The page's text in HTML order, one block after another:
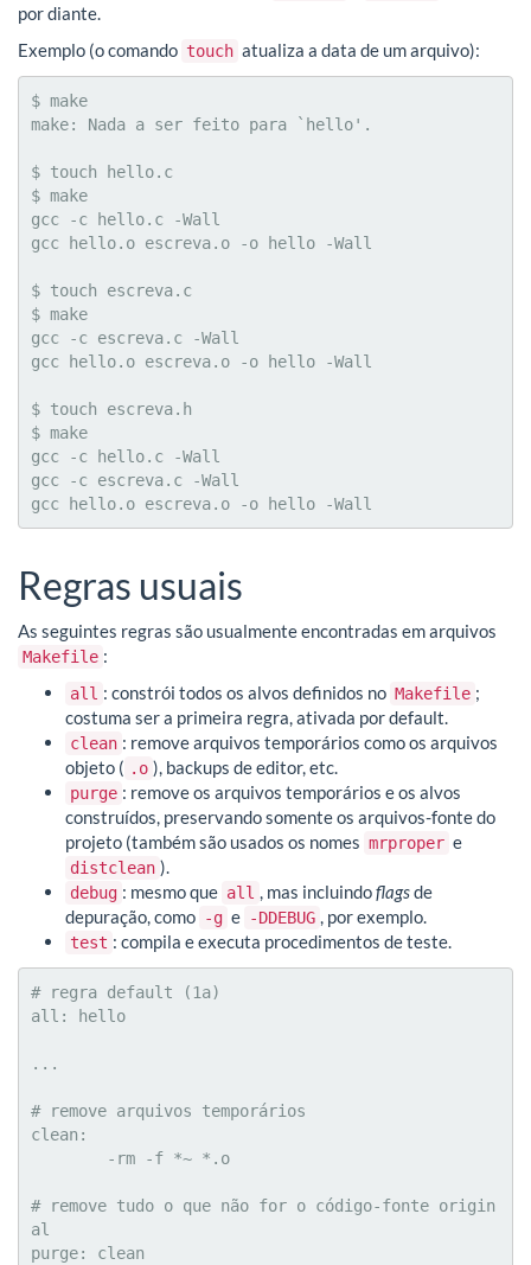
por diante.
Exemplo (o comando touch atualiza a data de um arquivo):
$ make
make: Nada a ser feito para `hello'.
$ touch hello.c
$ make
gcc -c hello.c -Wall
gcc hello.o escreva.o -o hello -Wall
$ touch escreva.c
$ make
gcc -c escreva.c -Wall
gcc hello.o escreva.o -o hello -Wall
$ touch escreva.h
$ make
gcc -c hello.c -Wall
gcc -c escreva.c -Wall
gcc hello.o escreva.o -o hello -Wall
Regras usuais
As seguintes regras são usualmente encontradas em arquivos
Makefile :
all : constrói todos os alvos definidos no Makefile ;
costuma ser a primeira regra, ativada por default.
clean : remove arquivos temporários como os arquivos
objeto ( .o ), backups de editor, etc.
purge : remove os arquivos temporários e os alvos
construídos, preservando somente os arquivos-fonte do
projeto (também são usados os nomes mrproper e
distclean ).
debug : mesmo que all , mas incluindoflagsde
depuração, como -g e -DDEBUG , por exemplo.
test : compila e executa procedimentos de teste.
# regra default (1a)
all: hello
...
# remove arquivos temporários
clean:
# remove tudo o que não for o código-fonte origin
al
purge: clean